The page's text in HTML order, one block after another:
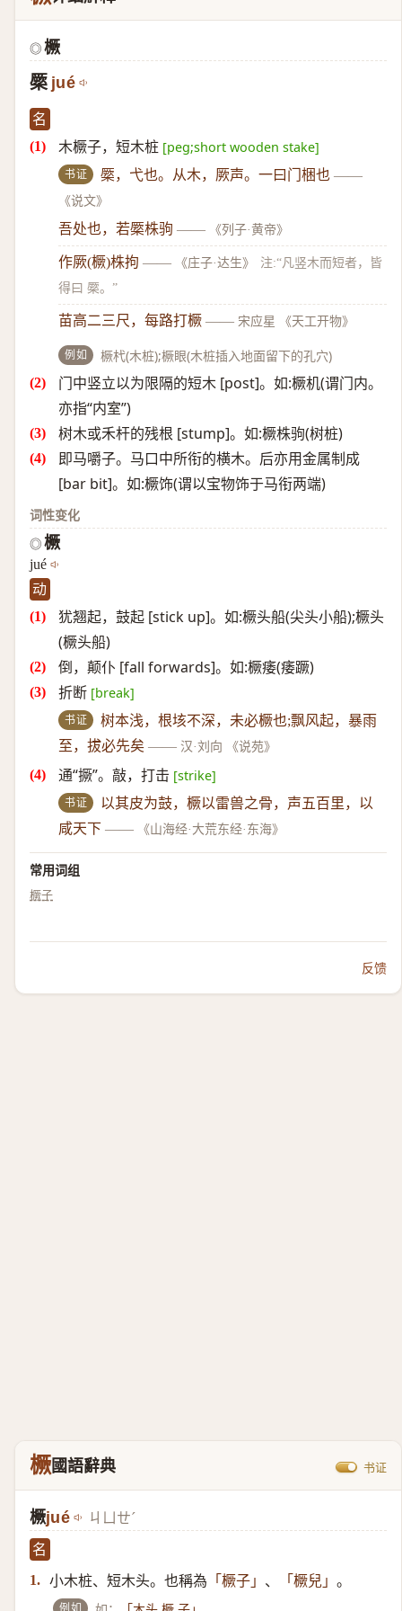
◎ 橛
橜 jué
名
木橛子，短木桩 [peg;short wooden stake]
书证 橜，弋也。从木，厥声。一曰门梱也 ——
《说文》
吾处也，若橜株驹 —— 《列子·黄帝》
作厥(橛)株拘 —— 《庄子·达生》
注:“凡竖木而短者，皆
得曰 橜。”
苗高二三尺，每路打橛 —— 宋应星 《天工开物》
例如 橛杙(木桩);橛眼(木桩插入地面留下的孔穴)
门中竖立以为限隔的短木 [post]。如:橛机(谓门内。
亦指“内室”)
树木或禾杆的残根 [stump]。如:橛株驹(树桩)
即马嚼子。马口中所衔的横木。后亦用金属制成
[bar bit]。如:橛饰(谓以宝物饰于马衔两端)
词性变化
◎ 橛
jué
动
犹翘起，鼓起 [stick up]。如:橛头船(尖头小船);橛头
(橛头船)
倒，颠仆 [fall forwards]。如:橛痿(痿蹶)
折断 [break]
书证
树本浅，根垓不深，未必橛也;飘风起，暴雨
至，拔必先矣 —— 汉·刘向 《说苑》
通“撅”。敲，打击 [strike]
书证
以其皮为鼓，橛以雷兽之骨，声五百里，以
咸天下 —— 《山海经·大荒东经·东海》
常用词组
橛子
反馈
橛國語辭典 书证
橛jué ㄐㄩㄝˊ
名
1. 小木桩、短木头。也稱為 「橛子」 、 「橛兒」 。
例如